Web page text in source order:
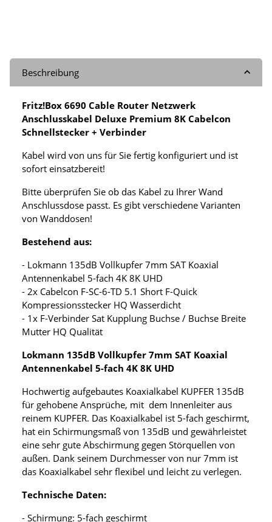
Beschreibung
Fritz!Box 6690 Cable Router Netzwerk
Anschlusskabel Deluxe Premium 8K Cabelcon
Schnellstecker + Verbinder
Kabel wird von uns für Sie fertig konfiguriert und ist
sofort einsatzbereit!
Bitte überprüfen Sie ob das Kabel zu Ihrer Wand
Anschlussdose passt. Es gibt verschiedene Varianten
von Wanddosen!
Bestehend aus:
- Lokmann 135dB Vollkupfer 7mm SAT Koaxial
Antennenkabel 5-fach 4K 8K UHD
- 2x Cabelcon F-SC-6-TD 5.1 Short F-Quick
Kompressionsstecker HQ Wasserdicht
- 1x F-Verbinder Sat Kupplung Buchse / Buchse Breite
Mutter HQ Qualität
Lokmann 135dB Vollkupfer 7mm SAT Koaxial
Antennenkabel 5-fach 4K 8K UHD
Hochwertig aufgebautes Koaxialkabel KUPFER 135dB
für gehobene Ansprüche, mit dem Innenleiter aus
reinem KUPFER. Das Koaxialkabel ist 5-fach geschirmt,
hat ein Schirmungsmaß von 135dB und gewährleistet
eine sehr gute Abschirmung gegen Störquellen von
außen. Dank seinem Durchmesser von nur 7mm ist
das Koaxialkabel sehr flexibel und leicht zu verlegen.
Technische Daten:
- Schirmung: 5-fach geschirmt